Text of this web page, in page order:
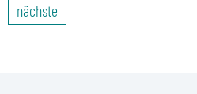
nächste